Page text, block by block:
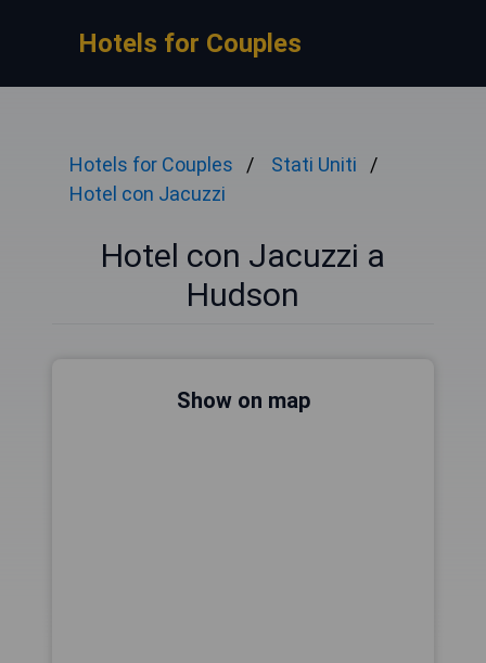
Hotels for Couples
Hotels for Couples
Stati Uniti
Hotel con Jacuzzi
Hotel con Jacuzzi a
Hudson
Show on map